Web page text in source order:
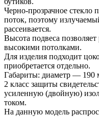
Черно-прозрачное стекло
поток, поэтому
рассеивается.
Высота подвеса позволяет
высокими потолками.
Для изделия подходит
приобретается отдельно.
Габариты: диаметр —
2 класс защиты
усиленную (двойную)
током.
На данную модель